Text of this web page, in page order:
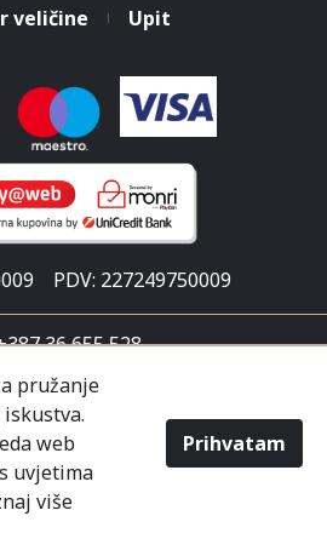
pružanje
web
uvjetima
više
Prihvatam
veličine
Upit
PDV: 227249750009
36 655 528
za Ljubuški 1
sub 07:30 - 21:00